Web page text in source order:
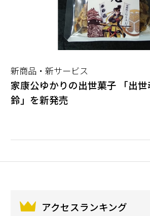
新商品・新サービス
家康公ゆかりの出世菓子 「出
鈴」を新発売
アクセスランキング